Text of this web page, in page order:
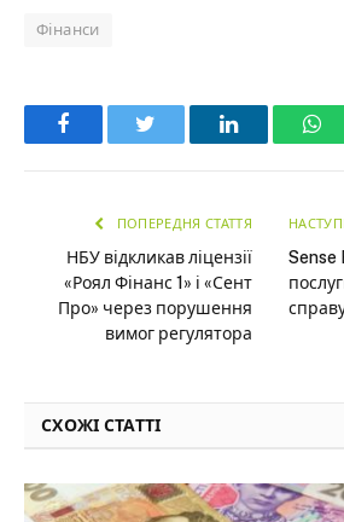
Фінанси
Facebook LinkedIn
ПОПЕРЕДНЯ СТАТТЯ
НБУ відкликав ліцензії
«Роял Фінанс 1» і «Сент
Про» через порушення
вимог регулятора
Sense
СХОЖІ СТАТТІ